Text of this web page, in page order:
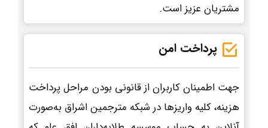
مشتریان عزیز است.
پرداخت امن
جهت اطمینان کاربران از قانونی بودن مراحل پرداخت
هزینه، کلیه واریزها در شبکه مترجمین اشراق به‌صورت